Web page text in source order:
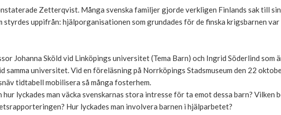
Zetterqvist. Många svenska familjer gjorde verkligen Finlands sak till
uppifrån: hjälporganisationen som grundades för de finska krigsbarnen var
Johanna Sköld vid Linköpings universitet (Tema Barn) och Ingrid Söderlind som
universitet. Vid en föreläsning på Norrköpings Stadsmuseum den 22
tidtabell mobilisera så många fosterhem.
lyckades man väcka svenskarnas stora intresse för ta emot dessa barn? Vilken
Hur lyckades man involvera barnen i hjälparbetet?